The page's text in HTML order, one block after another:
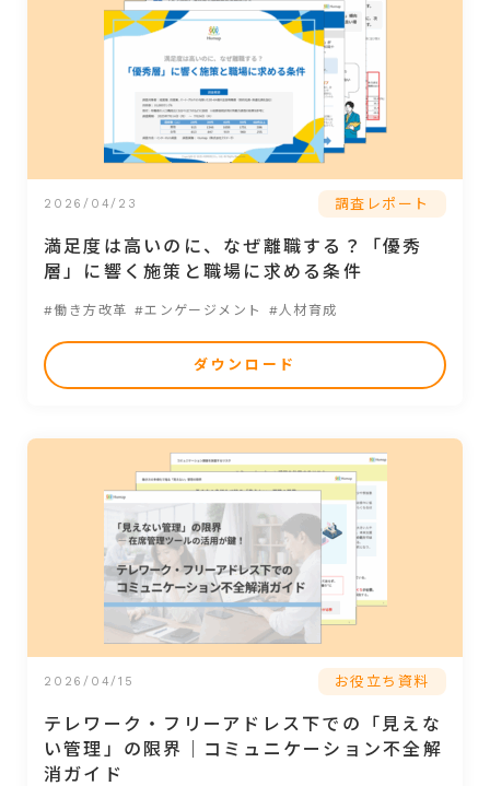
2026/04/23 調査レポート
満足度は高いのに、なぜ離職する？「優秀
層」に響く施策と職場に求める条件
#働き方改革 #エンゲージメント #人材育成
ダウンロード
2026/04/15 お役立ち資料
テレワーク・フリーアドレス下での「見えな
い管理」の限界｜コミュニケーション不全解
消ガイド